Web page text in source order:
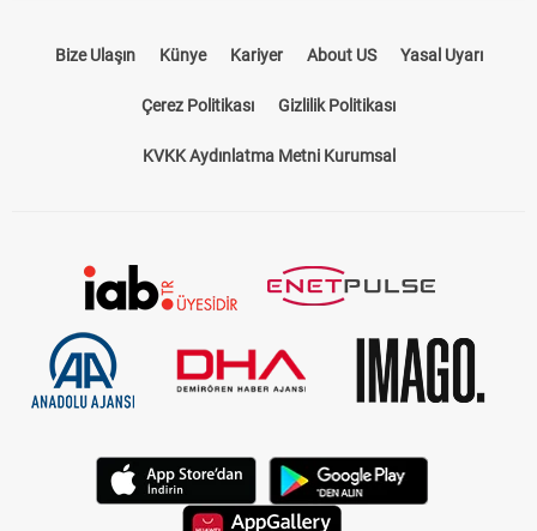
Bize Ulaşın Künye Kariyer About US Yasal Uyarı
Çerez Politikası Gizlilik Politikası
KVKK Aydınlatma Metni Kurumsal